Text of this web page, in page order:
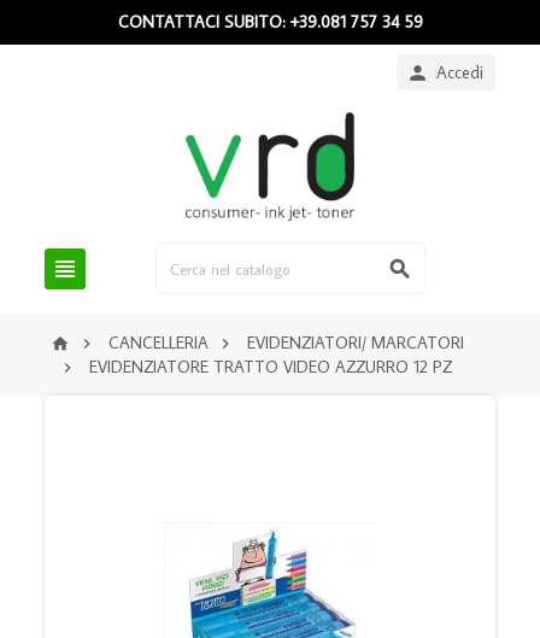
CONTATTACI SUBITO: +39.081 757 34 59
 Accedi
 
  CANCELLERIA  EVIDENZIATORI/ MARCATORI
 EVIDENZIATORE TRATTO VIDEO AZZURRO 12 PZ